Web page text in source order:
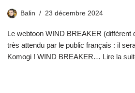
Balin 23 décembre 2024
Le webtoon WIND BREAKER (différent
très attendu par le public français : il
Komogi ! WIND BREAKER… Lire la